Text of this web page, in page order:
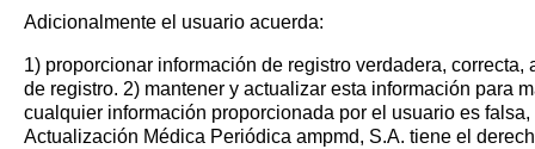
Adicionalmente el usuario acuerda:
1) proporcionar información de registro verdadera,
de registro. 2) mantener y actualizar esta información para
cualquier información proporcionada por el usuario es
Actualización Médica Periódica ampmd, S.A. tiene el